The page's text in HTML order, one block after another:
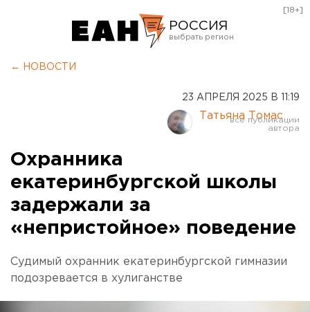
РОССИЯ
Курган
Оренбург
[18+]
← НОВОСТИ
23 АПРЕЛЯ 2025 В 11:19
Татьяна Томас
Охранника
екатеринбургской школы
задержали за
«непристойное» поведение
Судимый охранник екатеринбургской гимназии
подозревается в хулиганстве